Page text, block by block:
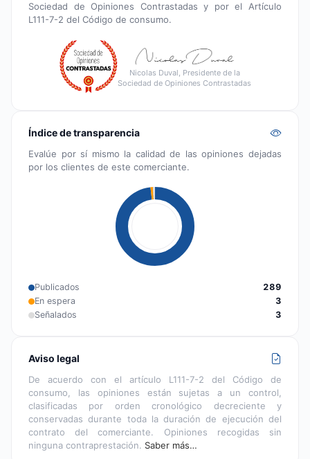
Sociedad de Opiniones Contrastadas y por el Artículo
L111-7-2 del Código de consumo.
Nicolas Duval, Presidente de la
Sociedad de Opiniones Contrastadas
Índice de transparencia
Evalúe por sí mismo la calidad de las opiniones dejadas
por los clientes de este comerciante.
Publicados
289
En espera
3
Señalados
3
Aviso legal
De acuerdo con el artículo L111-7-2 del Código de
consumo, las opiniones están sujetas a un control,
clasificadas por orden cronológico decreciente y
conservadas durante toda la duración de ejecución del
contrato del comerciante. Opiniones recogidas sin
ninguna contraprestación. Saber más…